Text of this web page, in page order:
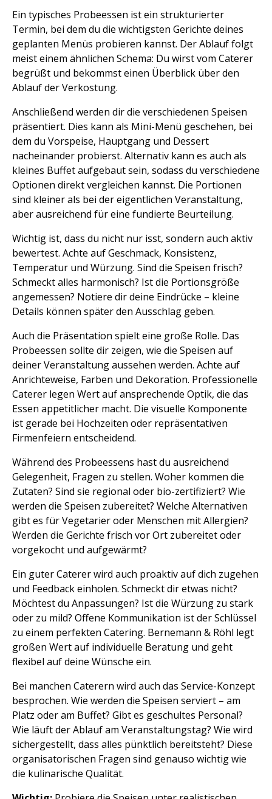
Ein typisches Probeessen ist ein strukturierter
Termin, bei dem du die wichtigsten Gerichte deines
geplanten Menüs probieren kannst. Der Ablauf folgt
meist einem ähnlichen Schema: Du wirst vom Caterer
begrüßt und bekommst einen Überblick über den
Ablauf der Verkostung.
Anschließend werden dir die verschiedenen Speisen
präsentiert. Dies kann als Mini-Menü geschehen, bei
dem du Vorspeise, Hauptgang und Dessert
nacheinander probierst. Alternativ kann es auch als
kleines Buffet aufgebaut sein, sodass du verschiedene
Optionen direkt vergleichen kannst. Die Portionen
sind kleiner als bei der eigentlichen Veranstaltung,
aber ausreichend für eine fundierte Beurteilung.
Wichtig ist, dass du nicht nur isst, sondern auch aktiv
bewertest. Achte auf Geschmack, Konsistenz,
Temperatur und Würzung. Sind die Speisen frisch?
Schmeckt alles harmonisch? Ist die Portionsgröße
angemessen? Notiere dir deine Eindrücke – kleine
Details können später den Ausschlag geben.
Auch die Präsentation spielt eine große Rolle. Das
Probeessen sollte dir zeigen, wie die Speisen auf
deiner Veranstaltung aussehen werden. Achte auf
Anrichteweise, Farben und Dekoration. Professionelle
Caterer legen Wert auf ansprechende Optik, die das
Essen appetitlicher macht. Die visuelle Komponente
ist gerade bei Hochzeiten oder repräsentativen
Firmenfeiern entscheidend.
Während des Probeessens hast du ausreichend
Gelegenheit, Fragen zu stellen. Woher kommen die
Zutaten? Sind sie regional oder bio-zertifiziert? Wie
werden die Speisen zubereitet? Welche Alternativen
gibt es für Vegetarier oder Menschen mit Allergien?
Werden die Gerichte frisch vor Ort zubereitet oder
vorgekocht und aufgewärmt?
Ein guter Caterer wird auch proaktiv auf dich zugehen
und Feedback einholen. Schmeckt dir etwas nicht?
Möchtest du Anpassungen? Ist die Würzung zu stark
oder zu mild? Offene Kommunikation ist der Schlüssel
zu einem perfekten Catering. Bernemann & Röhl legt
großen Wert auf individuelle Beratung und geht
flexibel auf deine Wünsche ein.
Bei manchen Caterern wird auch das Service-Konzept
besprochen. Wie werden die Speisen serviert – am
Platz oder am Buffet? Gibt es geschultes Personal?
Wie läuft der Ablauf am Veranstaltungstag? Wie wird
sichergestellt, dass alles pünktlich bereitsteht? Diese
organisatorischen Fragen sind genauso wichtig wie
die kulinarische Qualität.